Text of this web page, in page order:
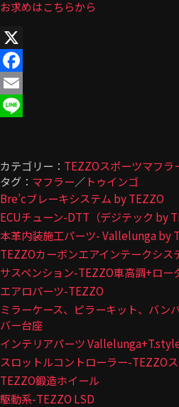
お求めはこちらから
X
Facebook
Email
カテゴリー： TEZZOスポーツマフラ
タグ： マフラー／ トゥインゴ
Bre’cブレーキシステム by TEZZO
ECUチューン-DTT（デジテック by
本革内装施工パーツ- Vallelunga by
TEZZOカーボンエアインテークシス
サスペンション-TEZZO車高調+ロー
エアロパーツ-TEZZO
ミラーケース、ピラーキット、バン
バー台座
インテリアパーツ
スロットルコントローラー-TEZZOス
TEZZO鍛造ホイール
駆動系-TEZZO LSD